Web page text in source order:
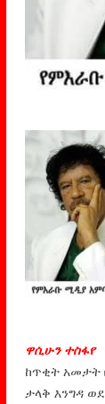
ዋሲሁን ተስፋየ
ከጥቂት አመታት
ታላቅ እንግዳ